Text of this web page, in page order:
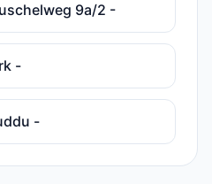
9a/2 -
-
-